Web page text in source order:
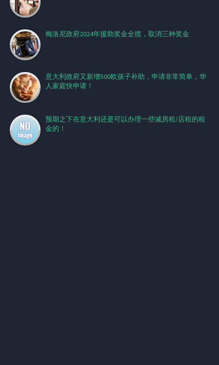
梅洛尼政府2024年援助奖金全揽，取消三种奖金
意大利政府又新增500欧孩子补助，申请非常简单，华
人家庭快申请！
预期之下在意大利还是可以办理一些减房租/店租的租
金的！